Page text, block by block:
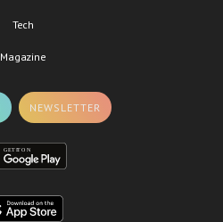
Tech
Magazine
NEWSLETTER